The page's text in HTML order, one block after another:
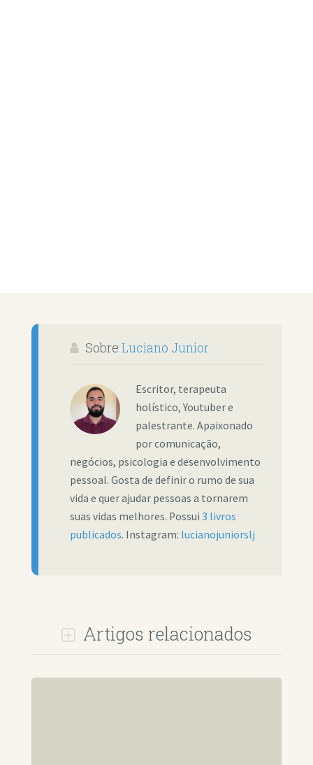
Sobre Luciano Junior
Escritor, terapeuta
holístico, Youtuber e
palestrante. Apaixonado
por comunicação,
negócios, psicologia e desenvolvimento
pessoal. Gosta de definir o rumo de sua
vida e quer ajudar pessoas a tornarem
suas vidas melhores. Possui 3 livros
publicados. Instagram: lucianojuniorslj
Artigos relacionados